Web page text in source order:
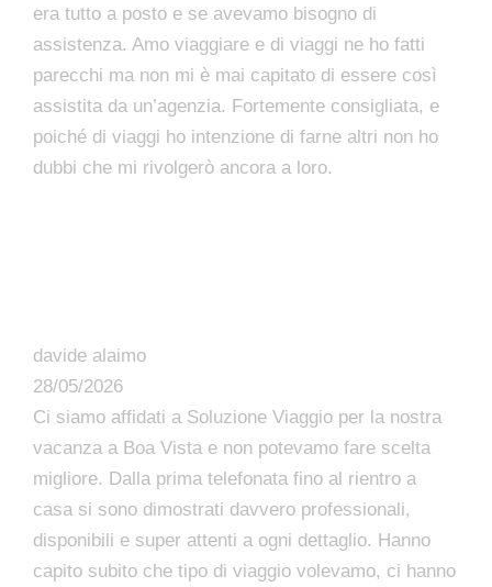
era tutto a posto e se avevamo bisogno di
assistenza. Amo viaggiare e di viaggi ne ho fatti
parecchi ma non mi è mai capitato di essere così
assistita da un’agenzia. Fortemente consigliata, e
poiché di viaggi ho intenzione di farne altri non ho
dubbi che mi rivolgerò ancora a loro.
davide alaimo
28/05/2026
Ci siamo affidati a Soluzione Viaggio per la nostra
vacanza a Boa Vista e non potevamo fare scelta
migliore. Dalla prima telefonata fino al rientro a
casa si sono dimostrati davvero professionali,
disponibili e super attenti a ogni dettaglio. Hanno
capito subito che tipo di viaggio volevamo, ci hanno